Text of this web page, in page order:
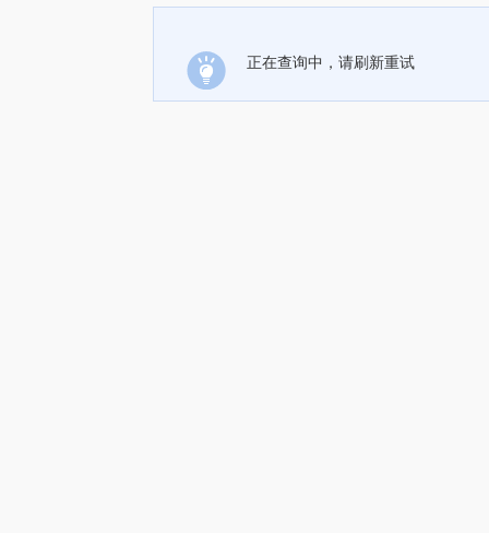
正在查询中，请刷新重试